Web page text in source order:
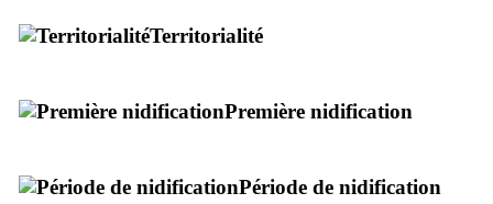
Territorialité
Première nidification
Période de nidification